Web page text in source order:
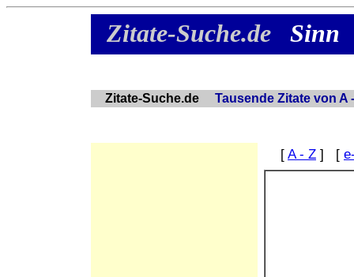
Zitate-Suche.de Sinn
Zitate-Suche.de Tausende Zitate von A
[ A - Z ] [